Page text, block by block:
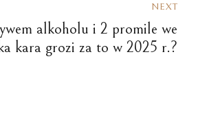
NEXT
alkoholu i 2 promile we
kara grozi za to w 2025 r.?